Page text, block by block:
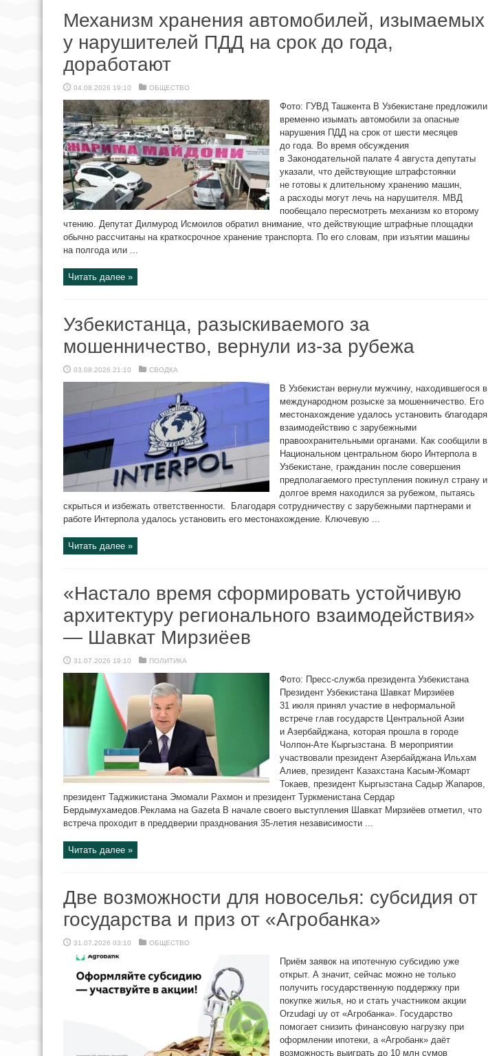
Механизм хранения автомобилей, изымаемых
у нарушителей ПДД на срок до года,
доработают
04.08.2026 19:10 ОБЩЕСТВО
Фото: ГУВД Ташкента В Узбекистане предложили
временно изымать автомобили за опасные
нарушения ПДД на срок от шести месяцев
до года. Во время обсуждения
в Законодательной палате 4 августа депутаты
указали, что действующие штрафстоянки
не готовы к длительному хранению машин,
а расходы могут лечь на нарушителя. МВД
пообещало пересмотреть механизм ко второму
чтению. Депутат Дилмурод Исмоилов обратил внимание, что действующие штрафные площадки
обычно рассчитаны на краткосрочное хранение транспорта. По его словам, при изъятии машины
на полгода или ...
Читать далее »
Узбекистанца, разыскиваемого за
мошенничество, вернули из-за рубежа
03.08.2026 21:10 СВОДКА
В Узбекистан вернули мужчину, находившегося в
международном розыске за мошенничество. Его
местонахождение удалось установить благодаря
взаимодействию с зарубежными
правоохранительными органами. Как сообщили в
Национальном центральном бюро Интерпола в
Узбекистане, гражданин после совершения
предполагаемого преступления покинул страну и
долгое время находился за рубежом, пытаясь
скрыться и избежать ответственности. Благодаря сотрудничеству с зарубежными партнерами и
работе Интерпола удалось установить его местонахождение. Ключевую ...
Читать далее »
«Настало время сформировать устойчивую
архитектуру регионального взаимодействия»
— Шавкат Мирзиёев
31.07.2026 19:10 ПОЛИТИКА
Фото: Пресс-служба президента Узбекистана
Президент Узбекистана Шавкат Мирзиёев
31 июля принял участие в неформальной
встрече глав государств Центральной Азии
и Азербайджана, которая прошла в городе
Чолпон-Ате Кыргызстана. В мероприятии
участвовали президент Азербайджана Ильхам
Алиев, президент Казахстана Касым-Жомарт
Токаев, президент Кыргызстана Садыр Жапаров,
президент Таджикистана Эмомали Рахмон и президент Туркменистана Сердар
Бердымухамедов.Реклама на Gazeta В начале своего выступления Шавкат Мирзиёев отметил, что
встреча проходит в преддверии празднования 35-летия независимости ...
Читать далее »
Две возможности для новоселья: субсидия от
государства и приз от «Агробанка»
31.07.2026 03:10 ОБЩЕСТВО
Приём заявок на ипотечную субсидию уже
открыт. А значит, сейчас можно не только
получить государственную поддержку при
покупке жилья, но и стать участником акции
Orzudagi uy от «Агробанка». Государство
помогает снизить финансовую нагрузку при
оформлении ипотеки, а «Агробанк» даёт
возможность выиграть до 10 млн сумов